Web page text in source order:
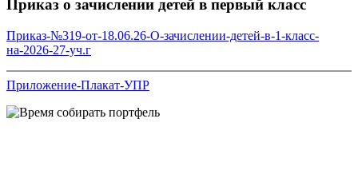
Приказ о зачислении детей в первый класс
Приказ-№319-от-18.06.26-О-зачислении-детей-в-1-класс-
на-2026-27-уч.г
Приложение-Плакат-УПР